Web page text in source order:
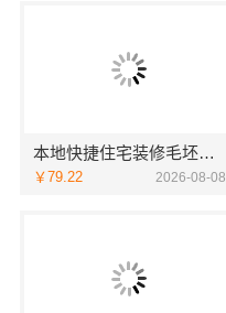
本地快捷住宅装修毛坯房本地快装
￥79.22 2026-08-08